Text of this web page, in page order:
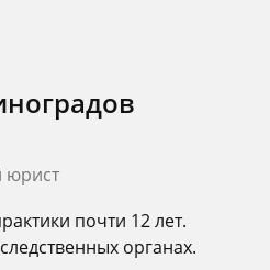
юрист
почти 12 лет.
органах.